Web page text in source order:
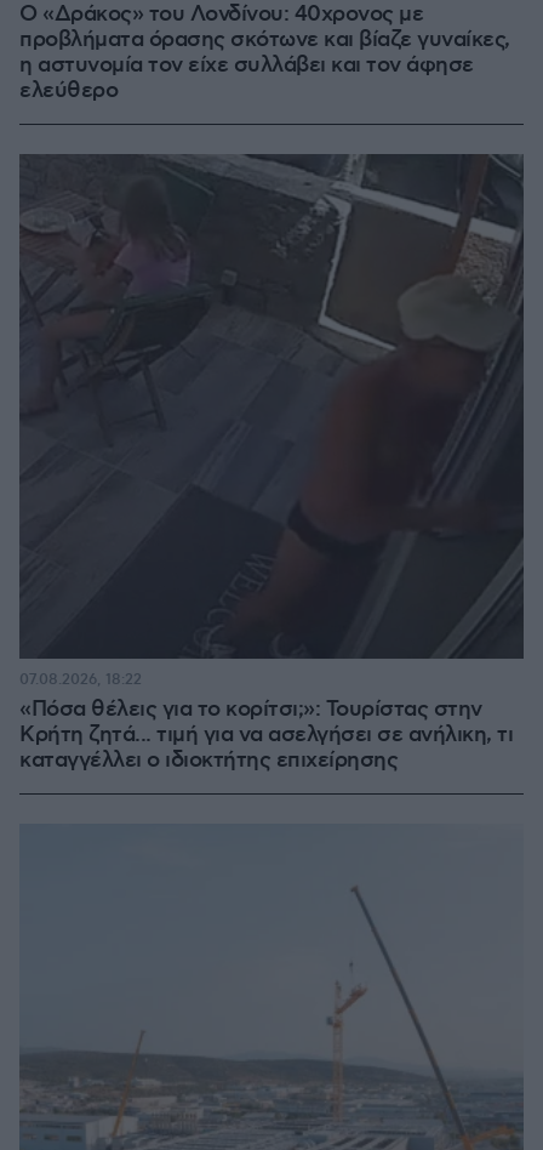
Ο «Δράκος» του Λονδίνου: 40χρονος με
προβλήματα όρασης σκότωνε και βίαζε γυναίκες,
η αστυνομία τον είχε συλλάβει και τον άφησε
ελεύθερο
«Πόσα θέλεις για το κορίτσι;»: Τουρίστας στην
Κρήτη ζητά... τιμή για να ασελγήσει σε ανήλικη, τι
καταγγέλλει ο ιδιοκτήτης επιχείρησης
07.08.2026, 18:22